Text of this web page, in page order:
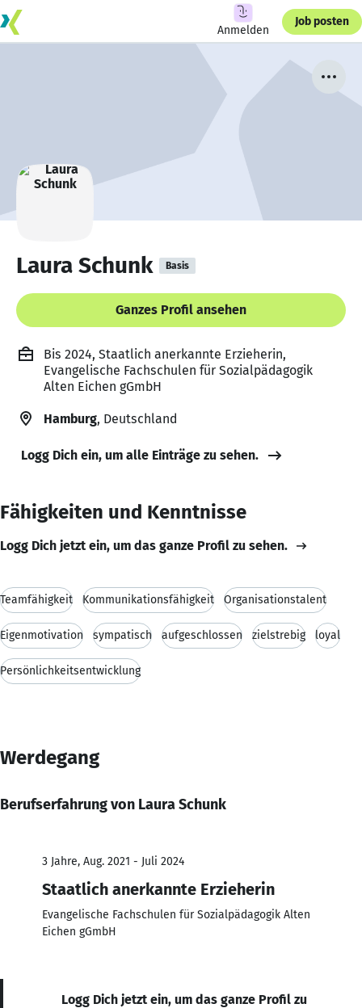
Anmelden
Job posten
Laura Schunk Basis
Ganzes Profil ansehen
Bis 2024, Staatlich anerkannte Erzieherin,
Evangelische Fachschulen für Sozialpädagogik
Alten Eichen gGmbH
Hamburg, Deutschland
Logg Dich ein, um alle Einträge zu sehen.
Fähigkeiten und Kenntnisse
Logg Dich jetzt ein, um das ganze Profil zu sehen.
Teamfähigkeit Kommunikationsfähigkeit Organisationstalent
Eigenmotivation sympatisch aufgeschlossen zielstrebig loyal
Persönlichkeitsentwicklung
Werdegang
Berufserfahrung von Laura Schunk
3 Jahre, Aug. 2021 - Juli 2024
Staatlich anerkannte Erzieherin
Evangelische Fachschulen für Sozialpädagogik Alten
Eichen gGmbH
Logg Dich jetzt ein, um das ganze Profil zu